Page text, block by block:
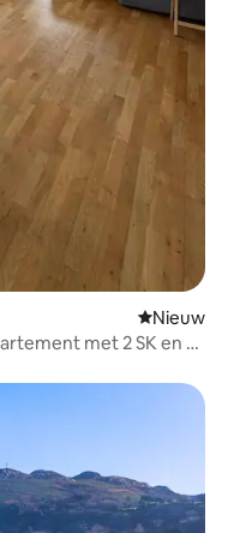
Nieuwe
Nieuw
met 2 SK en 2